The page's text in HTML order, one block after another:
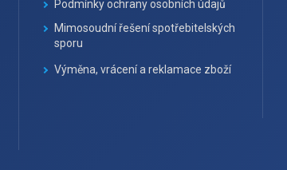
Podmínky ochrany osobních údajů
Mimosoudní řešení spotřebitelských
sporu
Výměna, vrácení a reklamace zboží